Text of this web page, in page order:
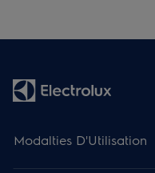
Modalties D'Utilisation